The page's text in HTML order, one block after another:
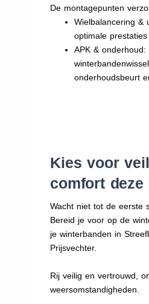
De montagepunten
Wielbalancering &
optimale
APK &
onderhoudsbeurt
Kies voor
comfort deze
Wacht niet tot de eerste
Bereid je voor op de
je winterbanden in
Prijsvechter.
Rij veilig en vertrouwd,
weersomstandigheden.